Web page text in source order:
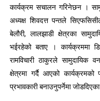
कार्यक्रम सचालन गरिनेछन ।
अध्यक्ष शिवदत्त पन्तले
बेलौरी, लालझाडी क्षेत्रका
भईरहेको बताए । कार्यक्रममा
रामविचारी ठाकुरले सामुदायिक
क्षेत्रमा गर्दै आएको
प्रभावकारी बनाउनुपर्नेमा